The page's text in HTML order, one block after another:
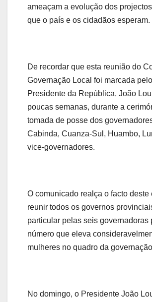
ameaçam a evolução dos
que o país e os cidadãos esperam.
De recordar que esta reunião do
Governação Local foi marcada
Presidente da República, João
poucas semanas, durante a
tomada de posse dos
Cabinda, Cuanza-Sul, Huambo,
vice-governadores.
O comunicado realça o facto deste
reunir todos os governos
particular pelas seis governadoras
número que eleva
mulheres no quadro da
No domingo, o Presidente João